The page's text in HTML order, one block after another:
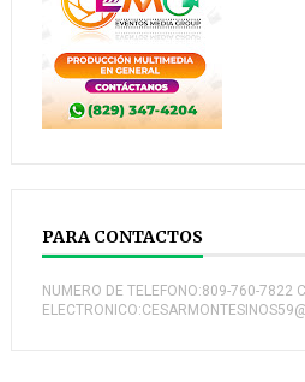
PARA CONTACTOS
NUMERO DE TELEFONO:809-760-7822